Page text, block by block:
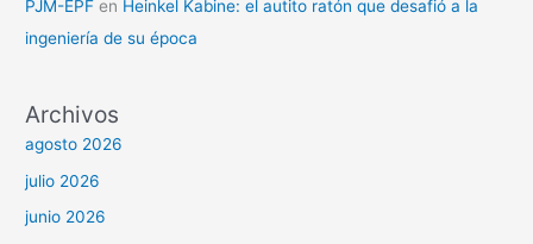
PJM-EPF en Heinkel Kabine: el autito ratón que desafió a la
ingeniería de su época
Archivos
agosto 2026
julio 2026
junio 2026